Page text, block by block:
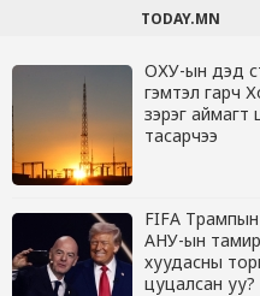
TODAY.MN
ОХУ-ын дэд
гэмтэл гарч
зэрэг аймагт
тасарчээ
FIFA Трампын
АНУ-ын
хуудасны
цуцалсан уу?